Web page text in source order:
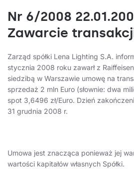
Nr 6/2008
Zawarcie
Zarząd spółki Lena Lighting S.A.
stycznia 2008 roku zawarł z
siedzibą w Warszawie umowę na
sprzedaż 2 mln Euro (słownie: dwa
spot 3,6496 zł/Euro. Dzień
31 grudnia 2008 r.
Umowa jest znacząca ponieważ jej
wartości kapitałów własnych Spółki.